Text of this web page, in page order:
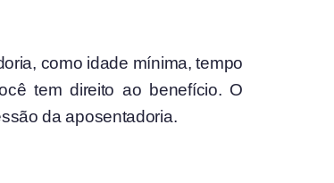
como idade mínima, tempo
tem direito ao benefício. O
da aposentadoria.